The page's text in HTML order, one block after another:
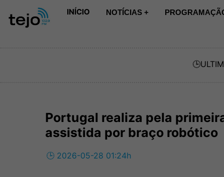
INÍCIO NOTÍCIAS +
🕒
Portugal realiza pela
assistida por braço robótico
🕒 2026-05-28 01:24h